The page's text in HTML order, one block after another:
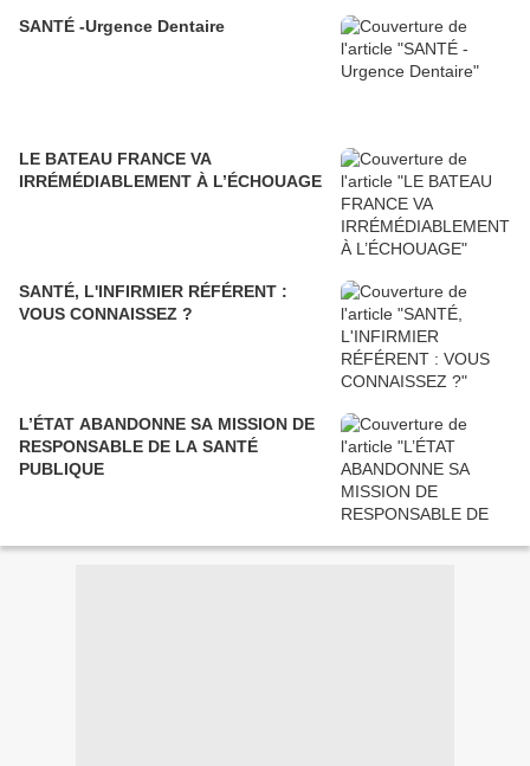
SANTÉ -Urgence Dentaire
LE BATEAU FRANCE VA
IRRÉMÉDIABLEMENT À L’ÉCHOUAGE
SANTÉ, L'INFIRMIER RÉFÉRENT :
VOUS CONNAISSEZ ?
L’ÉTAT ABANDONNE SA MISSION DE
RESPONSABLE DE LA SANTÉ
PUBLIQUE